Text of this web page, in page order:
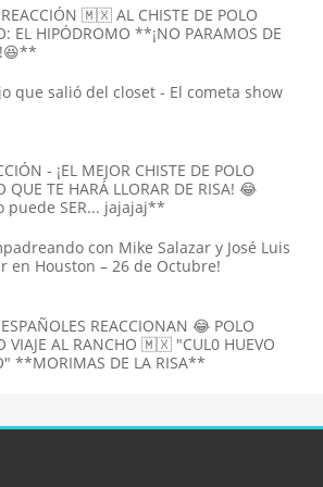
🇲🇽 AL CHISTE DE POLO
EL HIPÓDROMO **¡NO PARAMOS DE
que salió del closet - El cometa show
- ¡EL MEJOR CHISTE DE POLO
QUE TE HARÁ LLORAR DE RISA! 😂
puede SER... jajajaj**
con Mike Salazar y José Luis
en Houston – 26 de Octubre!
REACCIONAN 😂 POLO
VIAJE AL RANCHO 🇲🇽 "CUL0 HUEVO
**MORIMAS DE LA RISA**